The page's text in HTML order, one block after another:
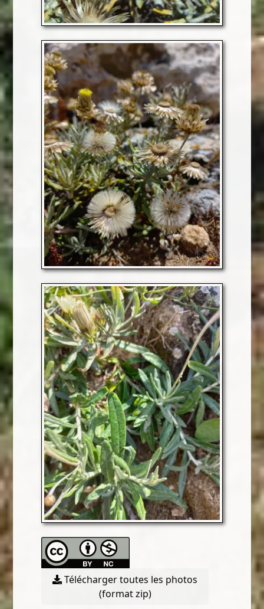
Télécharger toutes les photos
(format zip)